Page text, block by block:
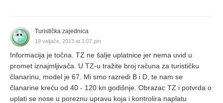
Turistička zajednica
19 veljače, 2013 at 1:07 pm
Informacija je točna. TZ ne šalje uplatnice jer nema uvid u
promet iznajmljivača. U TZ-u tražite broj računa za turističku
članarinu, model je 67. Mi smo razredi B i D, te nam se
članarine kreću od 40 - 120 kn godišnje. Obrazac TZ i potvrda o
uplati se nose u poreznu upravu koja i kontrolira naplatu